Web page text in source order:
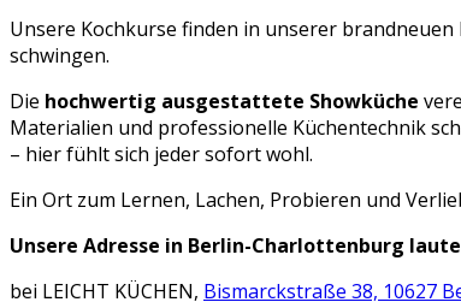
Unsere Kochkurse finden in unserer brandneuen
schwingen.
Die hochwertig ausgestattete Showküche
Materialien und professionelle Küchentechnik
– hier fühlt sich jeder sofort wohl.
Ein Ort zum Lernen, Lachen, Probieren und
Unsere Adresse in Berlin-Charlottenburg
bei LEICHT KÜCHEN, Bismarckstraße 38, 10627